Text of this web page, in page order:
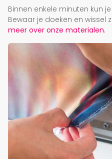
Binnen enkele minuten kun
Bewaar je doeken en wissel
meer over onze materialen.